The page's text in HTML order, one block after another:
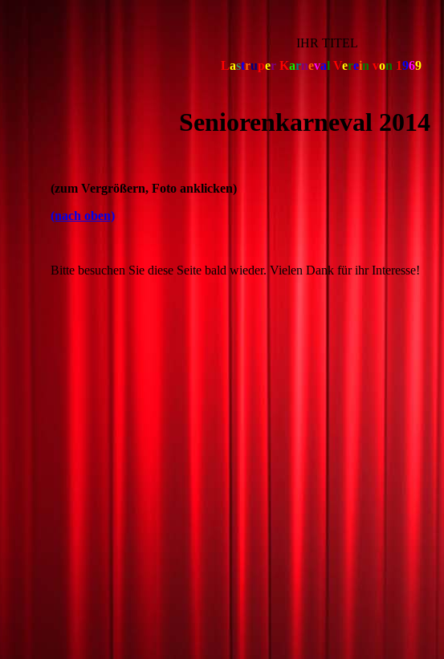
IHR TITEL
Lastruper Karneval Verein von 1969
Seniorenkarneval 2014
(zum Vergrößern, Foto anklicken)
(nach oben)
Bitte besuchen Sie diese Seite bald wieder. Vielen Dank für ihr Interesse!